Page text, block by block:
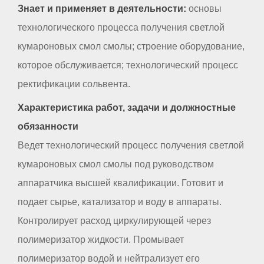
Знает и применяет в деятельности: основы
технологического процесса получения светлой
кумароновых смол смолы; строение оборудование,
которое обслуживается; технологический процесс
ректификации сольвента.
Характеристика работ, задачи и должностные
обязанности
Ведет технологический процесс получения светлой
кумароновых смол смолы под руководством
аппаратчика высшей квалификации. Готовит и
подает сырье, катализатор и воду в аппараты.
Контролирует расход циркулирующей через
полимеризатор жидкости. Промывает
полимеризатор водой и нейтрализует его